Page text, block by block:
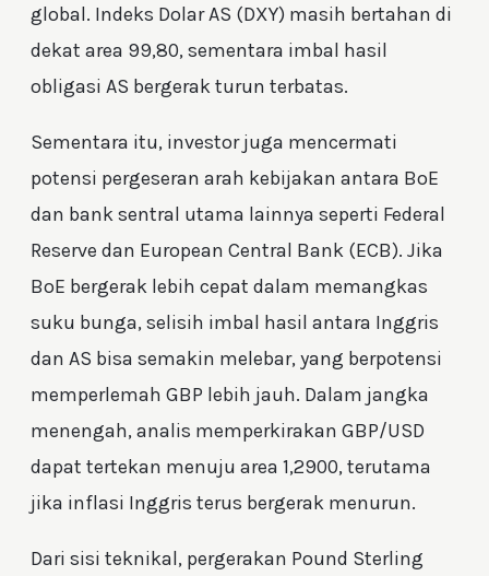
global. Indeks Dolar AS (DXY) masih bertahan di
dekat area 99,80, sementara imbal hasil
obligasi AS bergerak turun terbatas.
Sementara itu, investor juga mencermati
potensi pergeseran arah kebijakan antara BoE
dan bank sentral utama lainnya seperti Federal
Reserve dan European Central Bank (ECB). Jika
BoE bergerak lebih cepat dalam memangkas
suku bunga, selisih imbal hasil antara Inggris
dan AS bisa semakin melebar, yang berpotensi
memperlemah GBP lebih jauh. Dalam jangka
menengah, analis memperkirakan GBP/USD
dapat tertekan menuju area 1,2900, terutama
jika inflasi Inggris terus bergerak menurun.
Dari sisi teknikal, pergerakan Pound Sterling